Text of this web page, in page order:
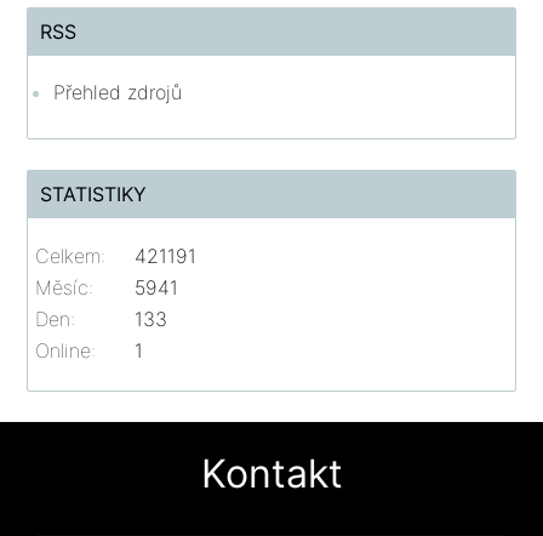
RSS
Přehled zdrojů
STATISTIKY
Online: 1
Celkem:
421191
Měsíc:
5941
Den:
133
Kontakt